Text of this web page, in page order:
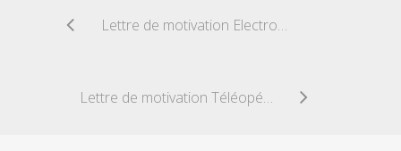
Lettre de motivation Electromécanicien
Lettre de motivation Téléopérateur